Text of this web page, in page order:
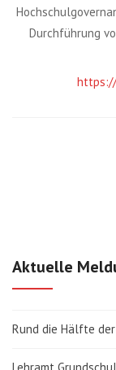
Durchführung
Aktuelle
Rund die Hälfte